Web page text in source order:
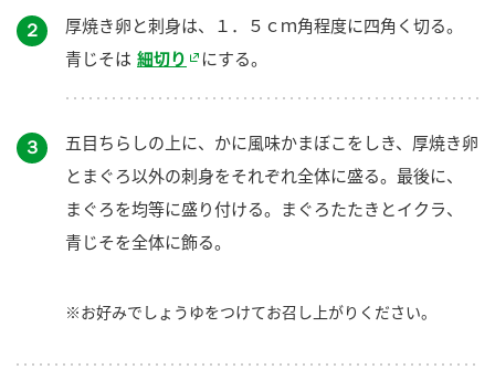
２
厚焼き卵と刺身は、１．５ｃｍ角程度に四角く切る。
青じそは 細切り にする。
３
五目ちらしの上に、かに風味かまぼこをしき、厚焼き卵
とまぐろ以外の刺身をそれぞれ全体に盛る。最後に、
まぐろを均等に盛り付ける。まぐろたたきとイクラ、
青じそを全体に飾る。
※お好みでしょうゆをつけてお召し上がりください。